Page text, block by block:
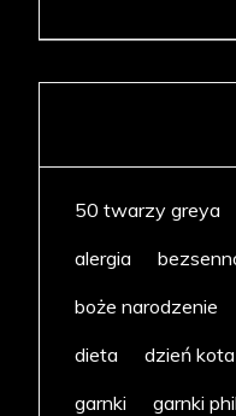
50 twarzy greya
alergia
boże narodzenie
dieta
dzień kota
garnki
garnki